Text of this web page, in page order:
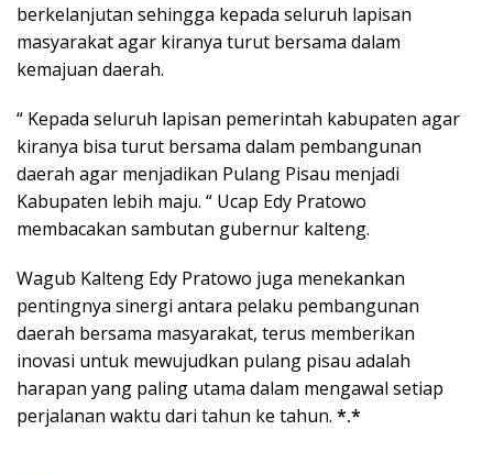
berkelanjutan sehingga kepada seluruh lapisan
masyarakat agar kiranya turut bersama dalam
kemajuan daerah.
“ Kepada seluruh lapisan pemerintah kabupaten agar
kiranya bisa turut bersama dalam pembangunan
daerah agar menjadikan Pulang Pisau menjadi
Kabupaten lebih maju. “ Ucap Edy Pratowo
membacakan sambutan gubernur kalteng.
Wagub Kalteng Edy Pratowo juga menekankan
pentingnya sinergi antara pelaku pembangunan
daerah bersama masyarakat, terus memberikan
inovasi untuk mewujudkan pulang pisau adalah
harapan yang paling utama dalam mengawal setiap
perjalanan waktu dari tahun ke tahun. *.*